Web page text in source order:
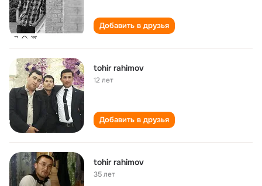
Добавить в друзья
tohir rahimov
12 лет
Добавить в друзья
tohir rahimov
35 лет